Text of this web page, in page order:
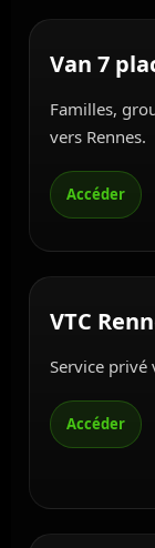
Van 7
Familles,
vers Rennes.
VTC
Service privé